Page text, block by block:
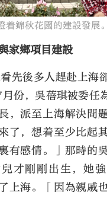
着錦秋花園的建設發展。
家鄉項目建設
先後多人趕赴上海
份，吳蓓琪被委任
，派至上海解決問
了，想着至少比起
有感情。」那時的
才剛剛出生，她
上海。「因為親戚